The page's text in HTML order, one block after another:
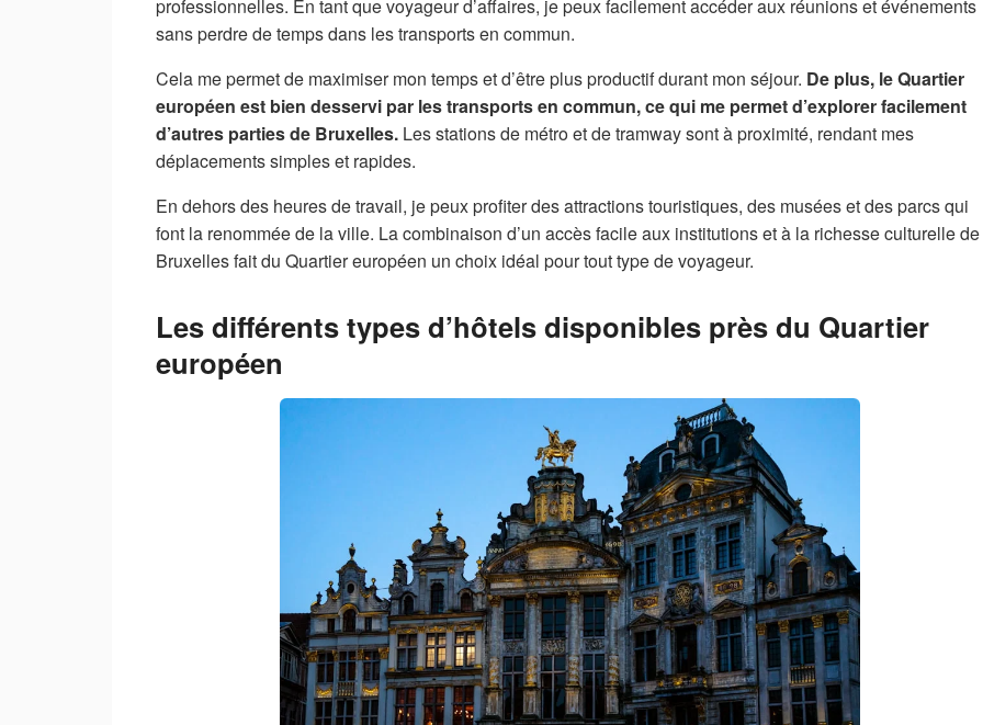
professionnelles. En tant que voyageur d’affaires, je peux facilement accéder aux réunions et événements
sans perdre de temps dans les transports en commun.
Cela me permet de maximiser mon temps et d’être plus productif durant mon séjour. De plus, le Quartier
européen est bien desservi par les transports en commun, ce qui me permet d’explorer facilement
d’autres parties de Bruxelles. Les stations de métro et de tramway sont à proximité, rendant mes
déplacements simples et rapides.
En dehors des heures de travail, je peux profiter des attractions touristiques, des musées et des parcs qui
font la renommée de la ville. La combinaison d’un accès facile aux institutions et à la richesse culturelle de
Bruxelles fait du Quartier européen un choix idéal pour tout type de voyageur.
Les différents types d’hôtels disponibles près du Quartier
européen